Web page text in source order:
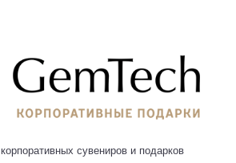
ПОИСК
корпоративных сувениров и подарков